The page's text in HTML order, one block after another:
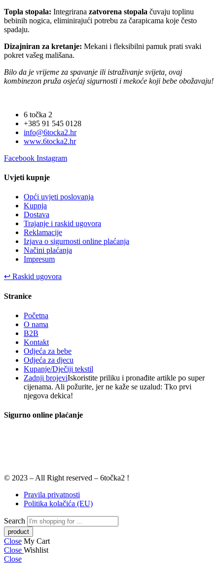
Topla stopala: Integrirana zatvorena stopala čuvaju toplinu
bebinih nogica, eliminirajući potrebu za čarapicama koje često
spadaju.
Dizajniran za kretanje: Mekani i fleksibilni pamuk prati svaki
pokret vašeg mališana.
Bilo da je vrijeme za spavanje ili istraživanje svijeta, ovaj
kombinezon pruža osjećaj sigurnosti i mekoće koji bebe obožavaju!
6 točka 2
+385 91 545 0128
info@6tocka2.hr
www.6tocka2.hr
Facebook Instagram
Uvjeti kupnje
Opći uvjeti poslovanja
Kupnja
Dostava
Trajanje i raskid ugovora
Reklamacije
Izjava o sigurnosti online plaćanja
Načini plaćanja
Impresum
↩ Raskid ugovora
Stranice
Početna
O nama
B2B
Kontakt
Odjeća za bebe
Odjeća za djecu
Kupanje/Dječiji tekstil
Zadnji brojeviIskoristite priliku i pronađite artikle po super
cijenama. Ali požurite, jer ne kaže se uzalud: Tko prvi
njegova dekica!
Sigurno online plaćanje
© 2023 – All Right reserved – 6točka2 !
Pravila privatnosti
Politika kolačića (EU)
Search
Close My Cart
Close Wishlist
Close